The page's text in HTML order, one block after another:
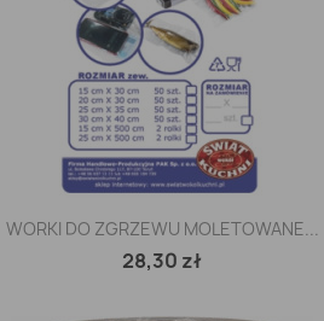
Szybki podgląd
WORKI DO ZGRZEWU MOLETOWANE...
28,30 zł